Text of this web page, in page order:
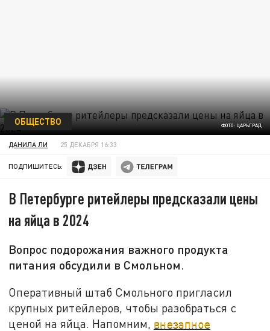
ФОТО: ЦАРЬГРАД
ОБЩЕСТВО
ДАНИЛА ЛИ 25 ДЕКАБРЯ 16:33
ПОДПИШИТЕСЬ:
В Петербурге ритейлеры предсказали цены
на яйца в 2024
Вопрос подорожания важного продукта
питания обсудили в Смольном.
Оперативный штаб Смольного пригласил
крупных ритейлеров, чтобы разобраться с
ценой на яйца. Напомним, внезапное